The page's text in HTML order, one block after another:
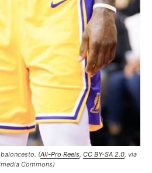
(All-Pro Reels, CC BY-SA 2.0, via
Commons)